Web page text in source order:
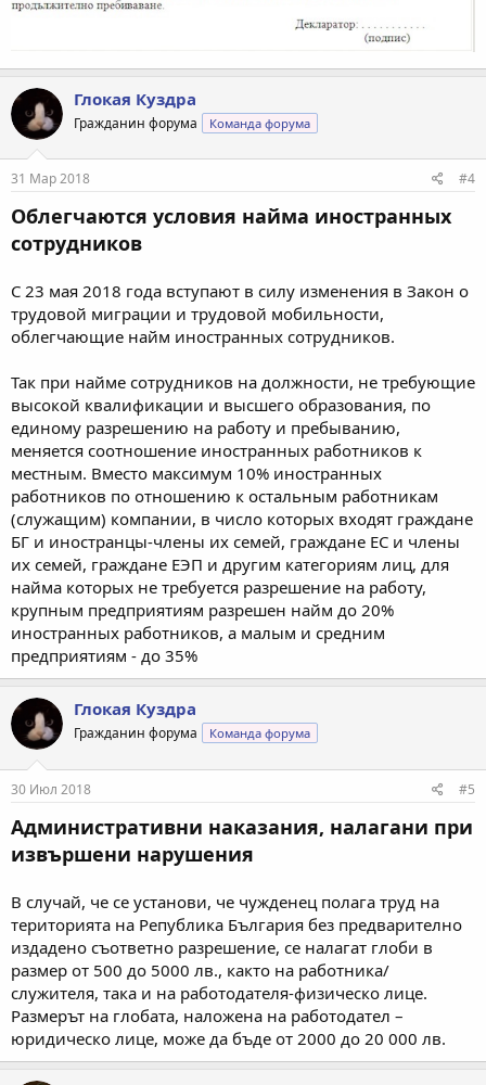
Глокая Куздра
Гражданин форума Команда форума
31 Мар 2018 #4
Облегчаются условия найма иностранных
сотрудников
С 23 мая 2018 года вступают в силу изменения в Закон о
трудовой миграции и трудовой мобильности,
облегчающие найм иностранных сотрудников.
Так при найме сотрудников на должности, не требующие
высокой квалификации и высшего образования, по
единому разрешению на работу и пребыванию,
меняется соотношение иностранных работников к
местным. Вместо максимум 10% иностранных
работников по отношению к остальным работникам
(служащим) компании, в число которых входят граждане
БГ и иностранцы-члены их семей, граждане ЕС и члены
их семей, граждане ЕЭП и другим категориям лиц, для
найма которых не требуется разрешение на работу,
крупным предприятиям разрешен найм до 20%
иностранных работников, а малым и средним
предприятиям - до 35%
Глокая Куздра
Гражданин форума Команда форума
30 Июл 2018 #5
Административни наказания, налагани при
извършени нарушения
В случай, че се установи, че чужденец полага труд на
територията на Република България без предварително
издадено съответно разрешение, се налагат глоби в
размер от 500 до 5000 лв., както на работника/
служителя, така и на работодателя-физическо лице.
Размерът на глобата, наложена на работодател –
юридическо лице, може да бъде от 2000 до 20 000 лв.